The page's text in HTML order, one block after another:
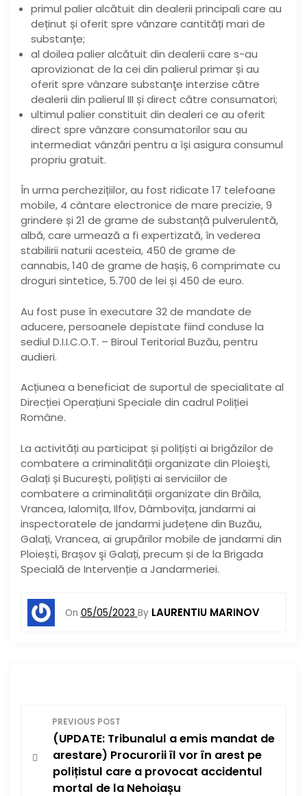
primul palier alcătuit din dealerii principali care au
deținut și oferit spre vânzare cantități mari de
substanțe;
al doilea palier alcătuit din dealerii care s-au
aprovizionat de la cei din palierul primar și au
oferit spre vânzare substanţe interzise către
dealerii din palierul III și direct către consumatori;
ultimul palier constituit din dealeri ce au oferit
direct spre vânzare consumatorilor sau au
intermediat vânzări pentru a își asigura consumul
propriu gratuit.
În urma perchezițiilor, au fost ridicate 17 telefoane
mobile, 4 cântare electronice de mare precizie, 9
grindere și 21 de grame de substanță pulverulentă,
albă, care urmează a fi expertizată, în vederea
stabilirii naturii acesteia, 450 de grame de
cannabis, 140 de grame de hașiș, 6 comprimate cu
droguri sintetice, 5.700 de lei și 450 de euro.
Au fost puse în executare 32 de mandate de
aducere, persoanele depistate fiind conduse la
sediul D.I.I.C.O.T. – Biroul Teritorial Buzău, pentru
audieri.
Acțiunea a beneficiat de suportul de specialitate al
Direcției Operațiuni Speciale din cadrul Poliției
Române.
La activități au participat și polițiști ai brigăzilor de
combatere a criminalității organizate din Ploieşti,
Galați și București, polițiști ai serviciilor de
combatere a criminalității organizate din Brăila,
Vrancea, Ialomița, Ilfov, Dâmbovița, jandarmi ai
inspectoratele de jandarmi județene din Buzău,
Galați, Vrancea, ai grupărilor mobile de jandarmi din
Ploiești, Brașov şi Galați, precum și de la Brigada
Specială de Intervenție a Jandarmeriei.
On 05/05/2023 By LAURENTIU MARINOV
a
PREVIOUS POST
(UPDATE: Tribunalul a emis mandat de
arestare) Procurorii îl vor în arest pe
polițistul care a provocat accidentul
mortal de la Nehoiașu